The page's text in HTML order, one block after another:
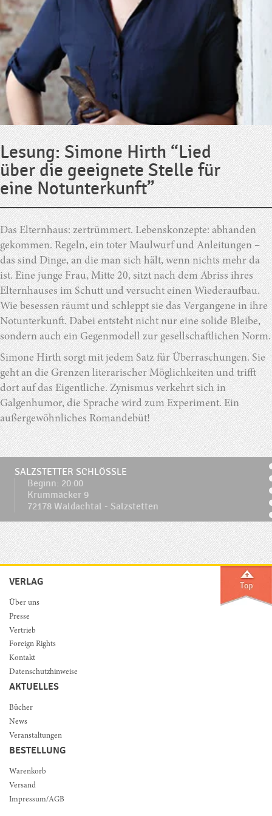
Lesung: Simone Hirth “Lied
über die geeignete Stelle für
eine Notunterkunft”
Das Elternhaus: zertrümmert. Lebenskonzepte: abhanden
gekommen. Regeln, ein toter Maulwurf und Anleitungen –
das sind Dinge, an die man sich hält, wenn nichts mehr da
ist. Eine junge Frau, Mitte 20, sitzt nach dem Abriss ihres
Elternhauses im Schutt und versucht einen Wiederaufbau.
Wie besessen räumt und schleppt sie das Vergangene in ihre
Notunterkunft. Dabei entsteht nicht nur eine solide Bleibe,
sondern auch ein Gegenmodell zur gesellschaftlichen Norm.
Simone Hirth sorgt mit jedem Satz für Überraschungen. Sie
geht an die Grenzen literarischer Möglichkeiten und trifft
dort auf das Eigentliche. Zynismus verkehrt sich in
Galgenhumor, die Sprache wird zum Experiment. Ein
außergewöhnliches Romandebüt!
SALZSTETTER SCHLÖSSLE
Beginn: 20:00
Krummäcker 9
72178 Waldachtal - Salzstetten
VERLAG
Über uns
Presse
Vertrieb
Foreign Rights
Kontakt
Datenschutzhinweise
AKTUELLES
Bücher
News
Veranstaltungen
BESTELLUNG
Warenkorb
Versand
Impressum/AGB